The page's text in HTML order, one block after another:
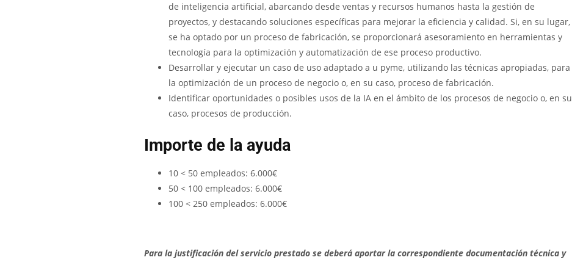
de inteligencia artificial, abarcando desde ventas y recursos humanos hasta la gestión de
proyectos, y destacando soluciones específicas para mejorar la eficiencia y calidad. Si, en su lugar,
se ha optado por un proceso de fabricación, se proporcionará asesoramiento en herramientas y
tecnología para la optimización y automatización de ese proceso productivo.
Desarrollar y ejecutar un caso de uso adaptado a u pyme, utilizando las técnicas apropiadas, para
la optimización de un proceso de negocio o, en su caso, proceso de fabricación.
Identificar oportunidades o posibles usos de la IA en el ámbito de los procesos de negocio o, en su
caso, procesos de producción.
Importe de la ayuda
10 < 50 empleados: 6.000€
50 < 100 empleados: 6.000€
100 < 250 empleados: 6.000€
Para la justificación del servicio prestado se deberá aportar la correspondiente documentación técnica y